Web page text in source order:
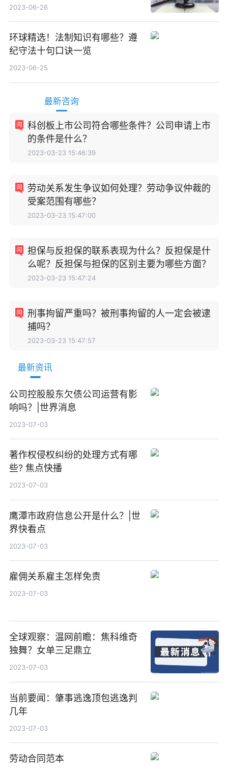
2023-06-26
环球精选！法制知识有哪些？遵
纪守法十句口诀一览
2023-06-25
最新咨询
科创板上市公司符合哪些条件？公司申请上市
的条件是什么？
2023-03-23 15:46:39
劳动关系发生争议如何处理？劳动争议仲裁的
受案范围有哪些？
2023-03-23 15:47:00
担保与反担保的联系表现为什么？反担保是什
么呢？反担保与担保的区别主要为哪些方面？
2023-03-23 15:47:24
刑事拘留严重吗？被刑事拘留的人一定会被逮
捕吗？
2023-03-23 15:47:57
最新资讯
公司控股股东欠债公司运营有影
响吗？|世界消息
2023-07-03
著作权侵权纠纷的处理方式有哪
些? 焦点快播
2023-07-03
鹰潭市政府信息公开是什么？|世
界快看点
2023-07-03
雇佣关系雇主怎样免责
2023-07-03
全球观察：温网前瞻：焦科维奇
独舞？女单三足鼎立
2023-07-03
当前要闻：肇事逃逸顶包逃逸判
几年
2023-07-03
劳动合同范本